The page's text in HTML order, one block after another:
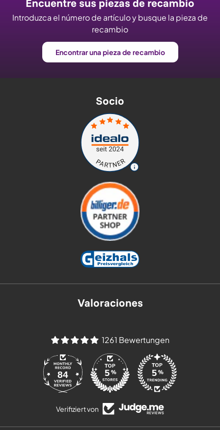
Encuentre sus piezas de recambio
Introduzca el número de artículo y busque la pieza de
recambio
Encontrar una pieza de recambio
Socio
Valoraciones
1261 Bewertungen
84
Verifiziert von